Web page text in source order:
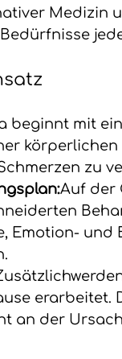
Medizin
beginnt mit
zu
Auf der
Emotion-
erarbeitet.
an der